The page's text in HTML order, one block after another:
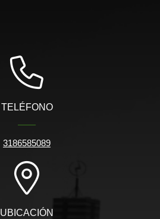
TELÉFONO
3186585089
UBICACIÓN